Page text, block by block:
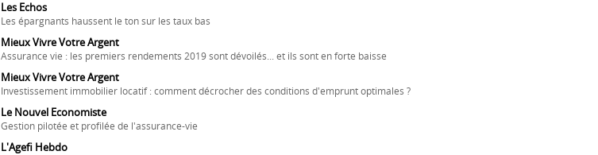
Les Echos
Les épargnants haussent le ton sur les taux bas
Mieux Vivre Votre Argent
Assurance vie : les premiers rendements 2019 sont dévoilés... et ils sont en forte baisse
Mieux Vivre Votre Argent
Investissement immobilier locatif : comment décrocher des conditions d'emprunt optimales ?
Le Nouvel Economiste
Gestion pilotée et profilée de l'assurance-vie
L'Agefi Hebdo